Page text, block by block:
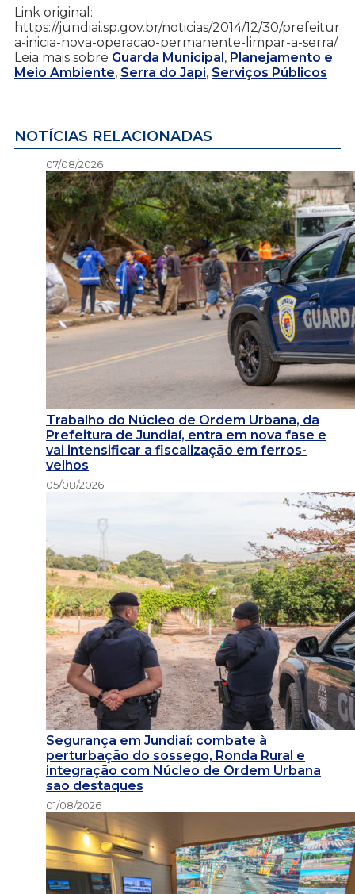
Link original:
https://jundiai.sp.gov.br/noticias/2014/12/30/prefeitur
a-inicia-nova-operacao-permanente-limpar-a-serra/
Leia mais sobre Guarda Municipal, Planejamento e
Meio Ambiente, Serra do Japi, Serviços Públicos
NOTÍCIAS RELACIONADAS
07/08/2026
Trabalho do Núcleo de Ordem Urbana, da
Prefeitura de Jundiaí, entra em nova fase e
vai intensificar a fiscalização em ferros-
velhos
05/08/2026
Segurança em Jundiaí: combate à
perturbação do sossego, Ronda Rural e
integração com Núcleo de Ordem Urbana
são destaques
01/08/2026